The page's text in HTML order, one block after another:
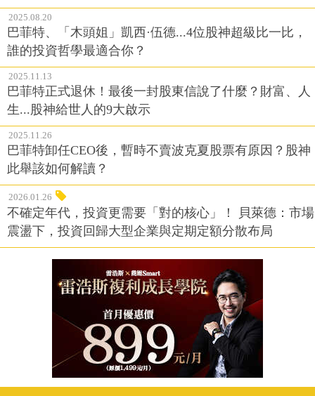
2025.08.20
巴菲特、「木頭姐」凱西·伍德...4位股神超級比一比，
誰的投資哲學最適合你？
2025.11.13
巴菲特正式退休！最後一封股東信說了什麼？財富、人
生...股神給世人的9大啟示
2025.11.26
巴菲特卸任CEO後，暫時不賣波克夏股票有原因？股神
此舉該如何解讀？
2026.01.26
不確定年代，投資更需要「對的核心」！ 貝萊德：市場
震盪下，投資回歸大型企業與定期定額分散布局